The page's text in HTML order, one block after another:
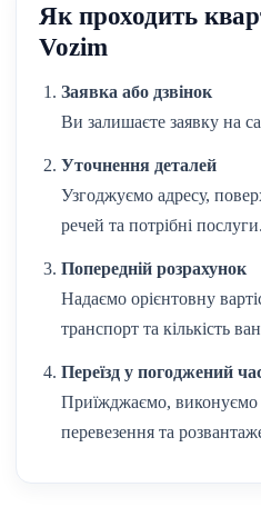
Як проходить
Vozim
Заявка або дзвінок
Ви залишаєте заявку на
Уточнення деталей
Узгоджуємо адресу,
речей та потрібні послуги.
Попередній розрахунок
Надаємо орієнтовну
транспорт та кількість
Переїзд у погоджений
Приїжджаємо, виконуємо
перевезення та